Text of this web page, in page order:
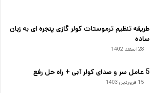
طریقه تنظیم ترموستات کولر گازی پنجره ای به زبان
ساده
28 اسفند 1402
5 عامل سر و صدای کولر آبی + راه حل رفع
15 فروردین 1403